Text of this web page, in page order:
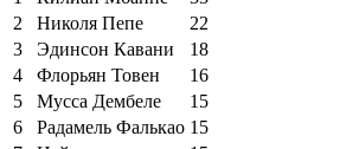
2
Николя Пепе
22
3
Эдинсон Кавани
18
4
Флорьян Товен
16
5
Мусса Дембеле
15
6
Радамель Фалькао 15